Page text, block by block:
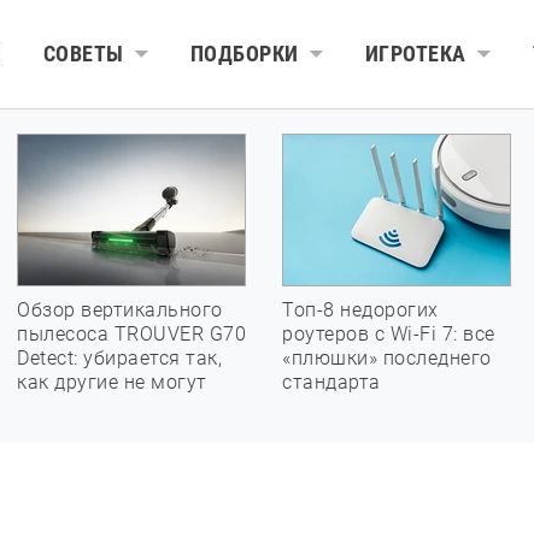
СОВЕТЫ ПОДБОРКИ ИГРОТЕКА
Обзор вертикального
пылесоса TROUVER G70
Detect: убирается так,
как другие не могут
Топ-8 недорогих
роутеров с Wi-Fi 7: все
«плюшки» последнего
стандарта